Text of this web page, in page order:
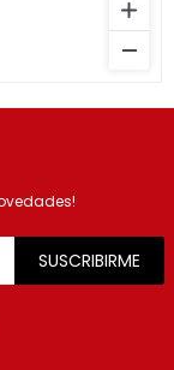
SUSCRIBIRME